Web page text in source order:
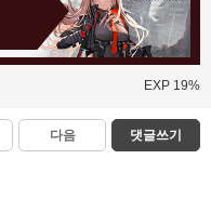
EXP 19%
다음 댓글쓰기